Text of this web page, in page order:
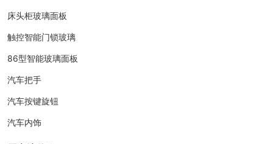
床头柜玻璃面板
触控智能门锁玻璃
86型智能玻璃面板
汽车把手
汽车按键旋钮
汽车内饰